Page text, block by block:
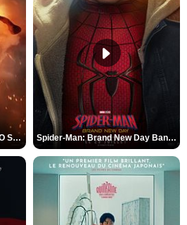
L'Odyssée Bande-annonce VO STFR Spider-Man: Brand New Day Bande-annonce VO STFR